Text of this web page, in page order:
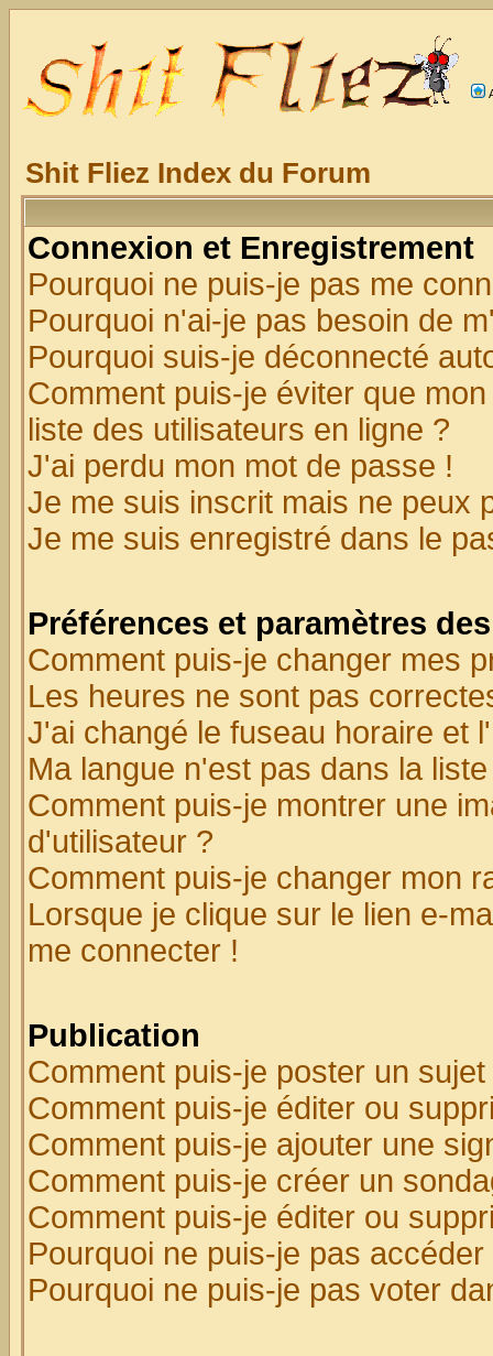
Shit Fliez Index du Forum
Connexion et Enregistrement
Pourquoi ne puis-je pas me
Pourquoi n'ai-je pas besoin de
Pourquoi suis-je déconnecté
Comment puis-je éviter que
liste des utilisateurs en ligne ?
J'ai perdu mon mot de passe !
Je me suis inscrit mais ne peux
Je me suis enregistré dans le
Préférences et paramètres
Comment puis-je changer mes
Les heures ne sont pas
J'ai changé le fuseau horaire et
Ma langue n'est pas dans la
Comment puis-je montrer une
d'utilisateur ?
Comment puis-je changer mon
Lorsque je clique sur le lien e-
me connecter !
Publication
Comment puis-je poster un
Comment puis-je éditer ou
Comment puis-je ajouter une
Comment puis-je créer un
Comment puis-je éditer ou
Pourquoi ne puis-je pas
Pourquoi ne puis-je pas voter